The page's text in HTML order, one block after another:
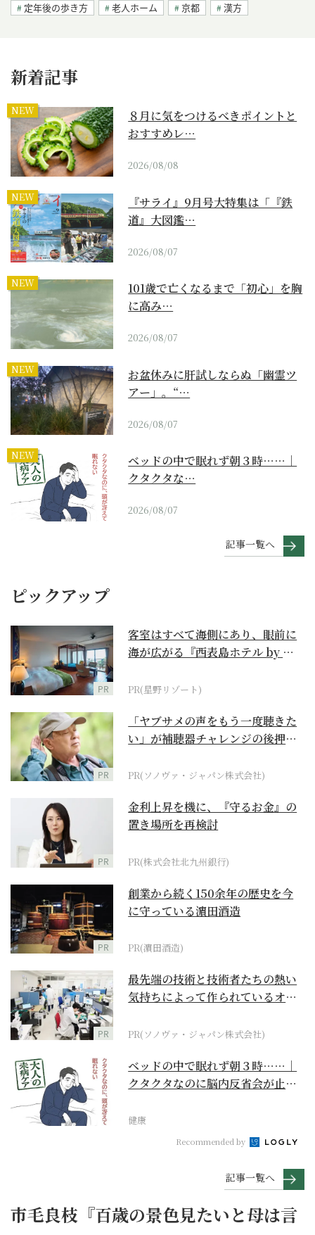
定年後の歩き方
老人ホーム 京都 漢方
新着記事
NEW
８月に気をつけるべきポイントと
おすすめレ…
2026/08/08
NEW
『サライ』9月号大特集は「『鉄
道』大図鑑…
2026/08/07
NEW
101歳で亡くなるまで「初心」を胸
に高み…
2026/08/07
NEW
お盆休みに肝試しならぬ「幽霊ツ
アー」。“…
2026/08/07
NEW
ベッドの中で眠れず朝３時……｜
クタクタな…
2026/08/07
記事一覧へ
ピックアップ
PR
客室はすべて海側にあり、眼前に
海が広がる『西表島ホテル by 星
PR(星野リゾート)
PR
「ヤブサメの声をもう一度聴きた
い」が補聴器チャレンジの後押し
PR(ソノヴァ・ジャパン株式会社)
PR
金利上昇を機に、『守るお金』の
置き場所を再検討
PR(株式会社北九州銀行)
PR
創業から続く150余年の歴史を今
に守っている濵田酒造
PR(濵田酒造)
PR
最先端の技術と技術者たちの熱い
気持ちによって作られているオー
PR(ソノヴァ・ジャパン株式会社)
ベッドの中で眠れず朝３時……｜
クタクタなのに脳内反省会が止ま
健康
Recommended by
記事一覧へ
市毛良枝『百歳の景色見たいと母は言